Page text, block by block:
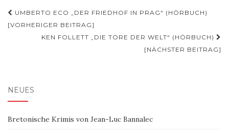
Beitragsnavigation
UMBERTO ECO „DER FRIEDHOF IN PRAG“ (HÖRBUCH)
[VORHERIGER BEITRAG]
KEN FOLLETT „DIE TORE DER WELT“ (HÖRBUCH)
[NÄCHSTER BEITRAG]
NEUES
Bretonische Krimis von Jean-Luc Bannalec